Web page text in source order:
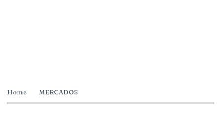
Home MERCADOS